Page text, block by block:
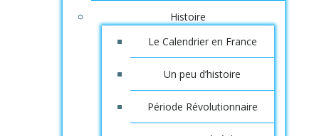
Histoire
Le Calendrier en France
Un peu d’histoire
Période Révolutionnaire